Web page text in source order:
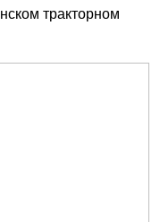
тракторном